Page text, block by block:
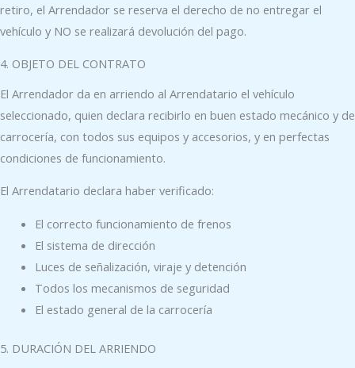
retiro, el Arrendador se reserva el derecho de no entregar el
vehículo y NO se realizará devolución del pago.
4. OBJETO DEL CONTRATO
El Arrendador da en arriendo al Arrendatario el vehículo
seleccionado, quien declara recibirlo en buen estado mecánico y de
carrocería, con todos sus equipos y accesorios, y en perfectas
condiciones de funcionamiento.
El Arrendatario declara haber verificado:
El correcto funcionamiento de frenos
El sistema de dirección
Luces de señalización, viraje y detención
Todos los mecanismos de seguridad
El estado general de la carrocería
5. DURACIÓN DEL ARRIENDO